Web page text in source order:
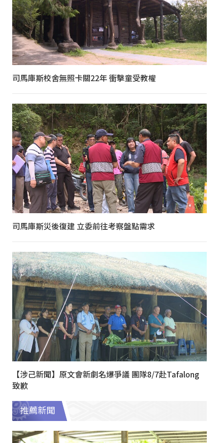
司馬庫斯校舍無照卡關22年 衝擊童受教權
司馬庫斯災後復建 立委前往考察盤點需求
【涉己新聞】原文會新劇名爆爭議 團隊8/7赴Tafalong
致歉
推薦新聞